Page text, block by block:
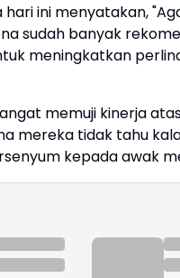
ini menyatakan,
sudah banyak
meningkatkan
memuji kinerja
mereka tidak tahu
kepada awak